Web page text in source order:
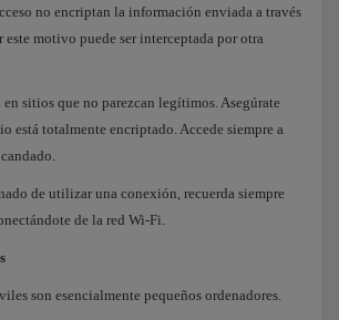
no encriptan la información enviada a través
este motivo puede ser interceptada por otra
sitios que no parezcan legítimos. Asegúrate
está totalmente encriptado. Accede siempre a
de utilizar una conexión, recuerda siempre
de la red Wi-Fi.
son esencialmente pequeños ordenadores.